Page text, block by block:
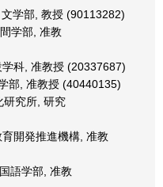
学部, 教授 (90113282)
学部, 准教
科, 准教授 (20337687)
部, 准教授 (40440135)
研究所, 研究
開発推進機構, 准教
語学部, 准教